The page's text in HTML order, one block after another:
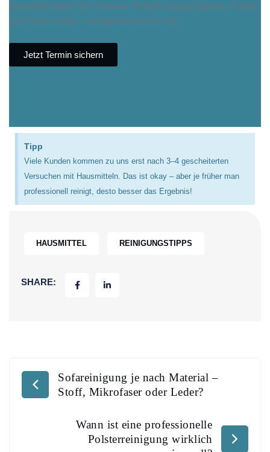
Hausmittel haben ihre Grenzen. ReineFix bringt Hygiene, Frische
und Farbe zurück – fachgerecht und vor Ort.
Jetzt Termin sichern
Tipp
Viele Kunden kommen zu uns erst nach 3–4 gescheiterten
Versuchen mit Hausmitteln. Das ist okay – aber je früher man
professionell reinigt, desto besser das Ergebnis!
HAUSMITTEL REINIGUNGSTIPPS
SHARE:
Sofareinigung je nach Material –
Stoff, Mikrofaser oder Leder?
Wann ist eine professionelle
Polsterreinigung wirklich